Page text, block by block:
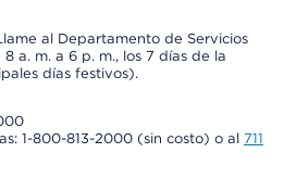
al Departamento de Servicios
a. m. a 6 p. m., los 7 días de la
días festivos).
1-800-813-2000 (sin costo) o al 711